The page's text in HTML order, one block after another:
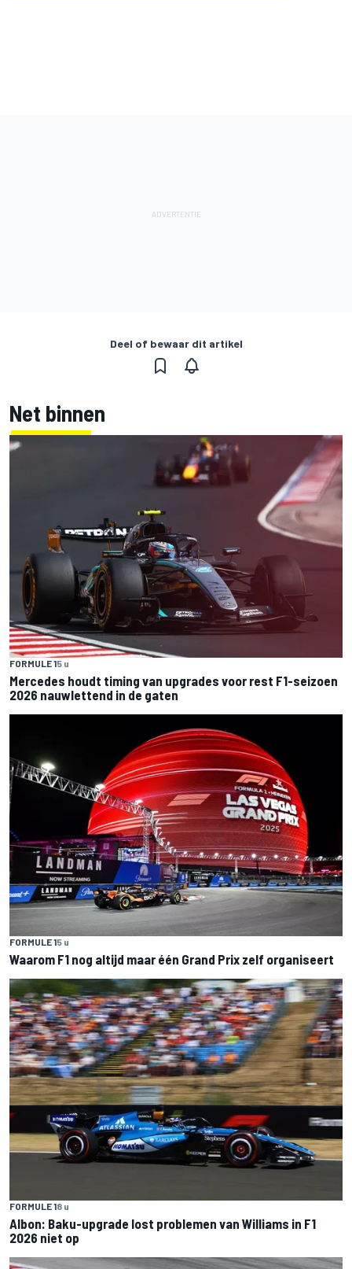
Deel of bewaar dit artikel
Net binnen
FORMULE 15 u
Mercedes houdt timing van upgrades voor rest F1-seizoen
2026 nauwlettend in de gaten
FORMULE 15 u
Waarom F1 nog altijd maar één Grand Prix zelf organiseert
FORMULE 18 u
Albon: Baku-upgrade lost problemen van Williams in F1
2026 niet op